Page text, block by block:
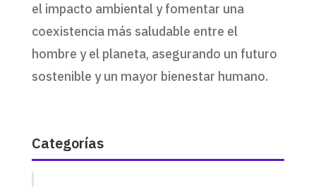
el impacto ambiental y fomentar una
coexistencia más saludable entre el
hombre y el planeta, asegurando un futuro
sostenible y un mayor bienestar humano.
Categorías